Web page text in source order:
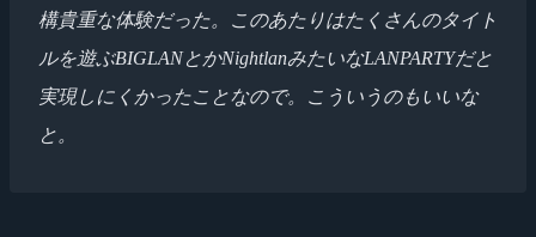
構貴重な体験だった。このあたりはたくさんのタイト
ルを遊ぶBIGLANとかNightlanみたいなLANPARTYだと
実現しにくかったことなので。こういうのもいいな
と。